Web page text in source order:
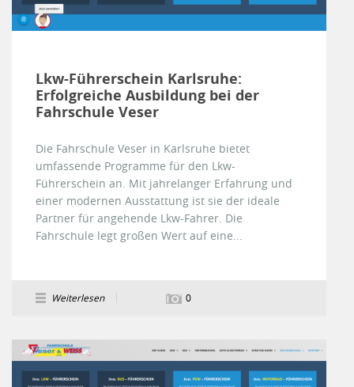
Lkw-Führerschein Karlsruhe:
Erfolgreiche Ausbildung bei der
Fahrschule Veser
Die Fahrschule Veser in Karlsruhe bietet
umfassende Programme für den Lkw-
Führerschein an. Mit jahrelanger Erfahrung und
einer modernen Ausstattung ist sie der ideale
Partner für angehende Lkw-Fahrer. Die
Fahrschule legt großen Wert auf eine...
Weiterlesen 0